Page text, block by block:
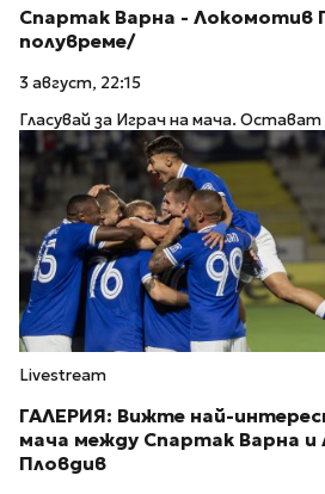
Спартак Варна - Локомотив
полувреме/
3 август, 22:15
Гласувай за Играч на мача.
Livestream
ГАЛЕРИЯ: Вижте най-
мача между Спартак Варна
Пловдив